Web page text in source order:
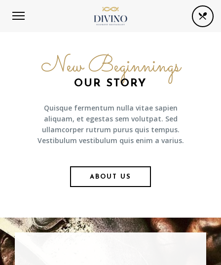
New Beginnings
OUR STORY
Quisque fermentum nulla vitae sapien
aliquam, et egestas sem volutpat. Sed
ullamcorper rutrum purus quis tempus.
Vestibulum vestibulum quis enim a varius.
ABOUT US